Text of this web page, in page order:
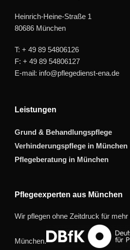
Heinrich-Heine-Straße 1
80686 München
T: + 49 89 54806126
F: + 49 89 54806127
E-mail: info@pflegedienst-ena.de
Leistungen
Grund & Behandlungspflege
Verhinderungspflege in München
Pflegeberatung in München
Pflegeexperten aus München
Wir pflegen ohne Zeitdruck für
München.